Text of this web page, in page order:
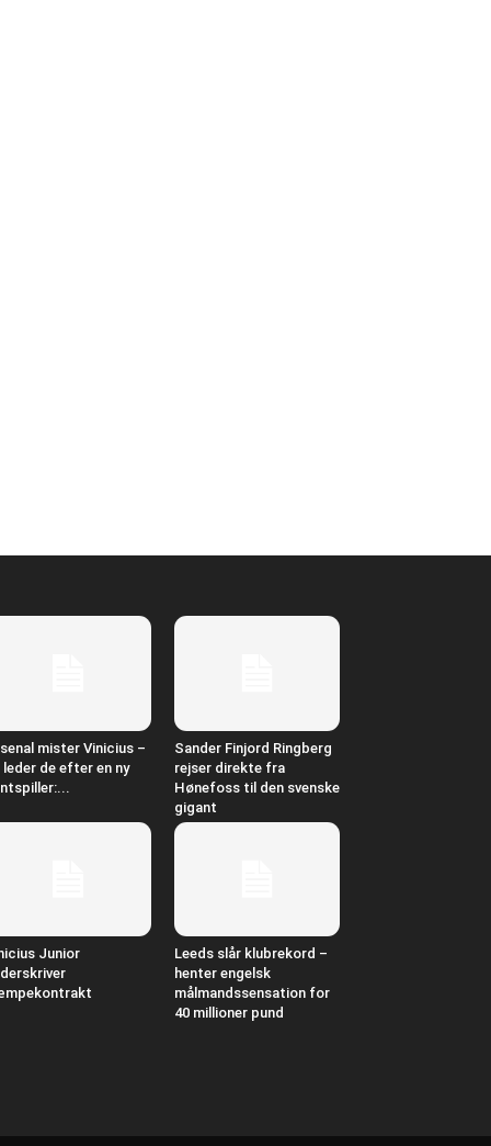
mister Vinicius –
leder de efter en ny
Sander Finjord Ringberg
rejser direkte fra
Hønefoss til den svenske
gigant
Junior
Leeds slår klubrekord –
henter engelsk
målmandssensation for
40 millioner pund